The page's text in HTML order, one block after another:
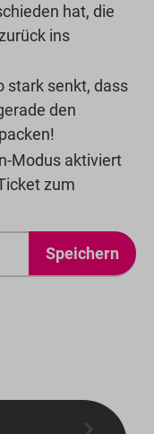
hat, die
ins
stark senkt, dass
den
Modus aktiviert
zum
Speichern